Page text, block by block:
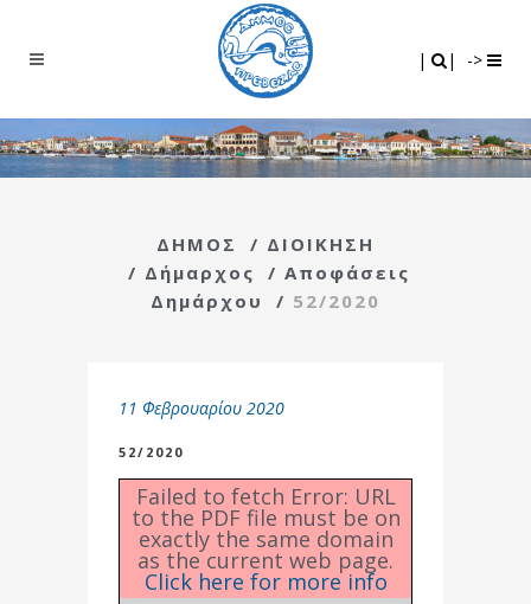
| | ->
ΔΗΜΟΣ / ΔΙΟΙΚΗΣΗ
/ Δήμαρχος / Αποφάσεις
Δημάρχου
/ 52/2020
11 Φεβρουαρίου 2020
52/2020
Failed to fetch Error: URL
to the PDF file must be on
exactly the same domain
as the current web page.
Click here for more info